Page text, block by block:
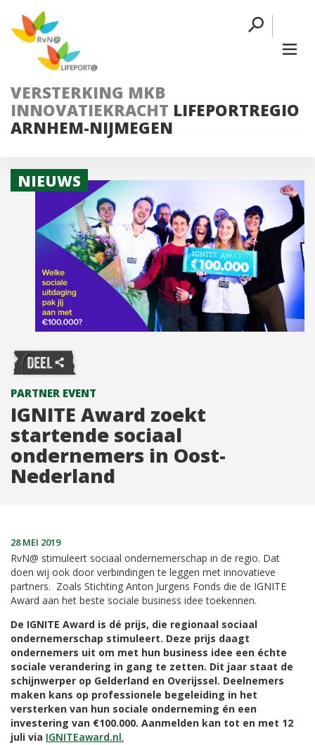
VERSTERKING MKB
INNOVATIEKRACHT LIFEPORTREGIO
ARNHEM-NIJMEGEN
NIEUWS
PARTNER EVENT
IGNITE Award zoekt
startende sociaal
ondernemers in Oost-
Nederland
28 MEI 2019
RvN@ stimuleert sociaal ondernemerschap in de regio. Dat
doen wij ook door verbindingen te leggen met innovatieve
partners. Zoals Stichting Anton Jurgens Fonds die de IGNITE
Award aan het beste sociale business idee toekennen.
De IGNITE Award is dé prijs, die regionaal sociaal
ondernemerschap stimuleert. Deze prijs daagt
ondernemers uit om met hun business idee een échte
sociale verandering in gang te zetten. Dit jaar staat de
schijnwerper op Gelderland en Overijssel. Deelnemers
maken kans op professionele begeleiding in het
versterken van hun sociale onderneming én een
investering van €100.000. Aanmelden kan tot en met 12
juli via IGNITEaward.nl.